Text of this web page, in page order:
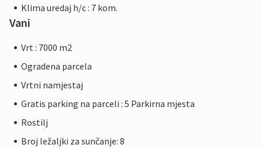
Klima uredaj h/c : 7 kom.
Vani
Vrt : 7000 m2
Ogradena parcela
Vrtni namjestaj
Gratis parking na parceli : 5 Parkirna mjesta
Rostilj
Broj ležaljki za sunčanje: 8